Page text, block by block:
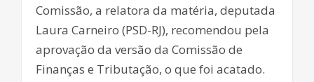
Comissão, a relatora da matéria, deputada
Laura Carneiro (PSD-RJ), recomendou pela
aprovação da versão da Comissão de
Finanças e Tributação, o que foi acatado.